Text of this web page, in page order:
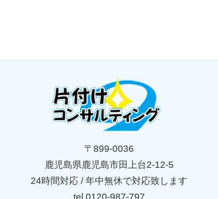
〒899-0036
鹿児島県鹿児島市田上台2-12-5
24時間対応 / 年中無休で対応致します
tel.0120-987-797